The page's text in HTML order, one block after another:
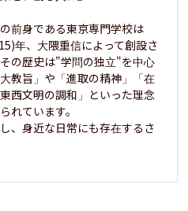
前身である東京専門学校は
年、大隈重信によって創設さ
の歴史は"学問の独立"を中心
教旨」や「進取の精神」「在
西文明の調和」といった理念
れています。
、身近な日常にも存在するさ